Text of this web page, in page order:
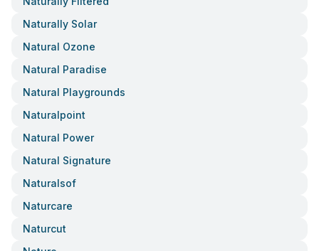
Naturally Solar
Natural Ozone
Natural Paradise
Natural Playgrounds
Naturalpoint
Natural Power
Natural Signature
Naturalsof
Naturcare
Naturcut